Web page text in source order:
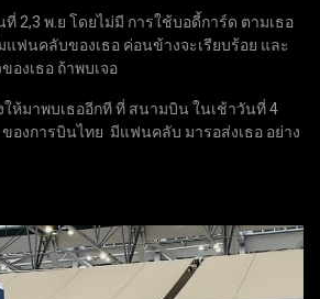
2,3 พ.ย โดยไม่มี การใช้บอดี้การ์ด ตามเธอ
แฟนคลับของเธอ ค่อนข้างจะเรียบร้อย และ
องเธอ ถ้าพบเจอ
ห้มาพบเธออีกที ที่ สนามบิน ในเช้าวันที่ 4
ของการบินไทย มีแฟนคลับ มารอส่งเธอ อย่าง